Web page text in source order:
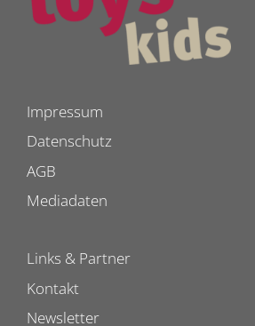
Impressum
Datenschutz
AGB
Mediadaten
Links & Partner
Kontakt
Newsletter